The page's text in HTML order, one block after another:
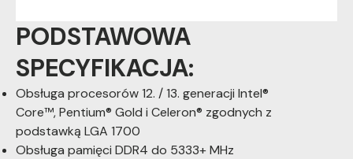
PODSTAWOWA
SPECYFIKACJA:
Obsługa procesorów 12. / 13. generacji Intel®
Core™, Pentium® Gold i Celeron® zgodnych z
podstawką LGA 1700
Obsługa pamięci DDR4 do 5333+ MHz